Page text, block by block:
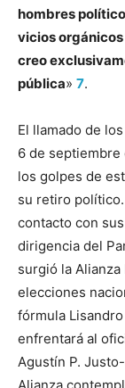
hombres
vicios orgánicos
creo
pública» 7.
El llamado de
6 de septiembre
los golpes de
su retiro
contacto con
dirigencia del
surgió la
elecciones
fórmula
enfrentará al
Agustín P.